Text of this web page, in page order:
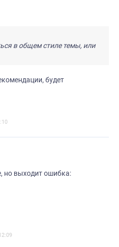
в общем стиле темы, или
будет
но выходит ошибка: